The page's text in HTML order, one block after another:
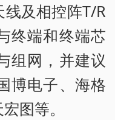
及相控阵T/R
终端和终端芯
组网，并建议
博电子、海格
图等。